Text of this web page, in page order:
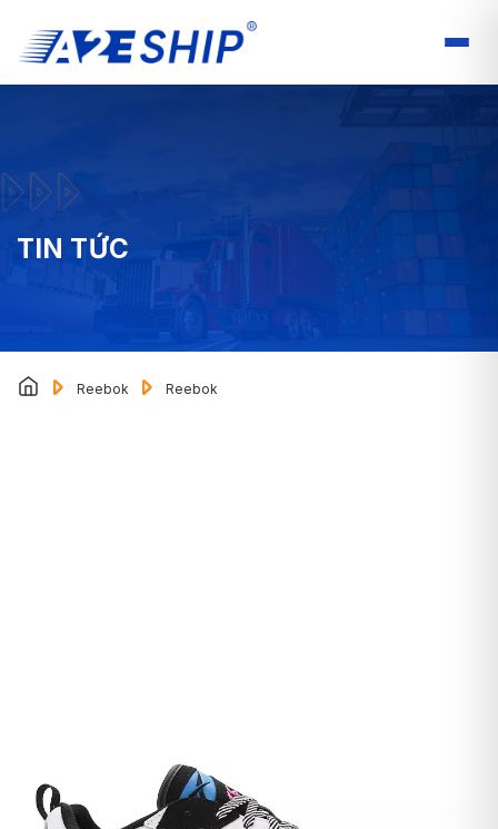
TIN TỨC
Reebok Reebok